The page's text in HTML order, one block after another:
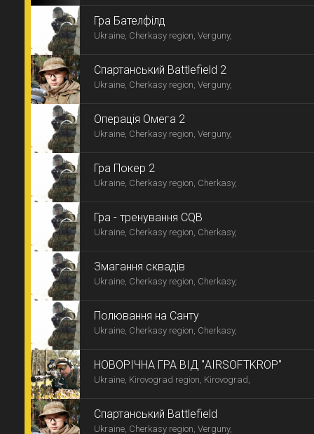
Гра Бателфілд
Ukraine, Cherkasy region, Verguny,
Спартанський Battlefield 2
Ukraine, Cherkasy region, Verguny,
Операція Омега 2
Ukraine, Cherkasy region, Verguny,
Гра Покер 2
Ukraine, Cherkasy region, Cherkasy,
Гра - тренування CQB
Ukraine, Cherkasy region, Cherkasy,
Змагання сквадів
Ukraine, Cherkasy region, Cherkasy,
Полювання на Санту
Ukraine, Cherkasy region, Cherkasy,
НОВОРІЧНА ГРА ВІД "AIRSOFTKROP"
Ukraine, Kirovograd region, Kirovograd,
Спартанський Battlefield
Ukraine, Cherkasy region, Verguny,